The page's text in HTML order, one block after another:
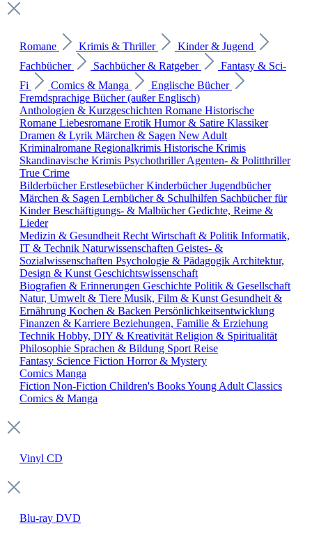
Romane Krimis & Thriller
Kinder & Jugend
Fachbücher
Sachbücher & Ratgeber
Fantasy & Sci-
Fi
Comics & Manga
Englische Bücher
Fremdsprachige Bücher (außer Englisch)
Anthologien & Kurzgeschichten Romane Historische
Romane Liebesromane Erotik Humor & Satire Klassiker
Dramen & Lyrik Märchen & Sagen New Adult
Kriminalromane Regionalkrimis Historische Krimis
Skandinavische Krimis PsychothrillerAgenten- & Politthriller
True Crime
BilderbücherErstlesebücherKinderbücherJugendbücher
Märchen & Sagen Lernbücher & Schulhilfen Sachbücher für
KinderBeschäftigungs- & MalbücherGedichte, Reime &
Lieder
Medizin & Gesundheit Recht Wirtschaft & Politik Informatik,
IT & Technik Naturwissenschaften Geistes- &
Sozialwissenschaften Psychologie & Pädagogik Architektur,
Design & Kunst Geschichtswissenschaft
Biografien & Erinnerungen Geschichte Politik & Gesellschaft
Natur, Umwelt & Tiere Musik, Film & Kunst Gesundheit &
Ernährung Kochen & Backen Persönlichkeitsentwicklung
Finanzen & Karriere Beziehungen, Familie & Erziehung
Technik Hobby, DIY & Kreativität Religion & Spiritualität
Philosophie Sprachen & Bildung Sport Reise
Fantasy Science Fiction Horror & Mystery
Comics Manga
Fiction Non-Fiction Children's BooksYoung Adult Classics
Comics & Manga
Vinyl CD
Blu-ray DVD